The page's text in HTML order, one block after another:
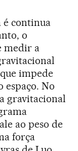
é continua
o
medir a
impede
espaço. No
gravitacional
ao peso de
força